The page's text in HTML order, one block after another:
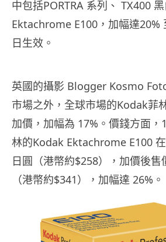
中包括PORTRA 系列、 TX400
Ektachrome E100，加幅達20%
日生效。
英國的攝影 Blogger Kosmo
市場之外，全球市場的Kodak菲
加價，加幅為 17%。價錢方面，
林的Kodak Ektachrome E100
日圓（港幣約$258），加價後售
（港幣約$341），加幅達 26%。